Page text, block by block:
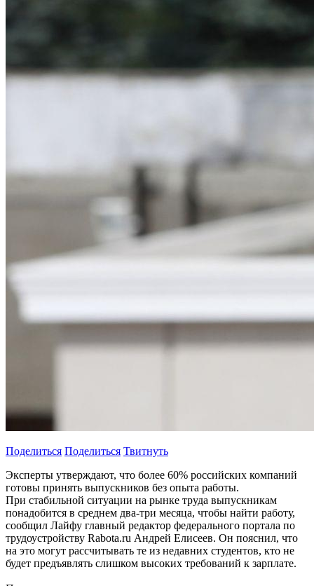
Поделиться Поделиться Твитнуть
Эксперты утверждают, что более 60% российских компаний
готовы принять выпускников без опыта работы.
При стабильной ситуации на рынке труда выпускникам
понадобится в среднем два-три месяца, чтобы найти работу,
сообщил Лайфу главный редактор федерального портала по
трудоустройству Rabota.ru Андрей Елисеев. Он пояснил, что
на это могут рассчитывать те из недавних студентов, кто не
будет предъявлять слишком высоких требований к зарплате.